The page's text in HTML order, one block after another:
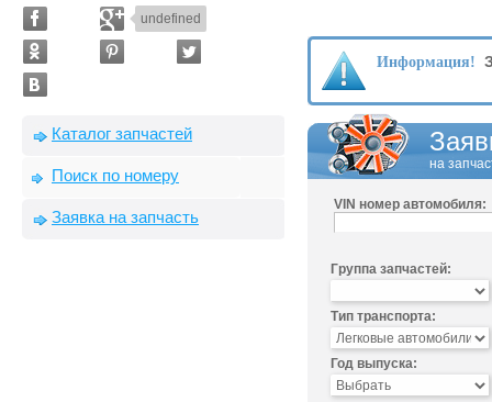
undefined
Каталог запчастей
Поиск по номеру
Заявка на запчасть
Информация!
на
VIN номер автомобиля:
Группа запчастей:
Тип транспорта:
Год выпуска: